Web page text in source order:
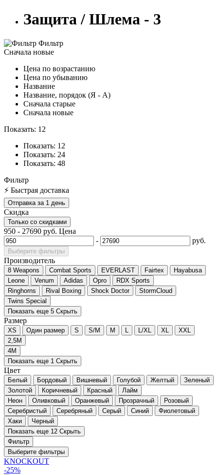
Защита / Шлема - 3
Фильтр
Сначала новые
Цена по возрастанию
Цена по убыванию
Название
Название, порядок (Я - А)
Сначала старые
Сначала новые
Показать: 12
Показать: 12
Показать: 24
Показать: 48
Фильтр
⚡ Быстрая доставка
Отправка за 1 день
Скидка
Только со cкидками
950 - 27690 руб. Цена
-
руб.
Выберите фильтры
Производитель
8 Weapons Combat Sports EVERLAST Fairtex
Hayabusa
Leone
Venum Adidas Opro
RDX Sports
Ringhorns
Rival Boxing Shock Doctor
StormCloud
Twins Special
Показать еще 5 Скрыть
Размер
XS Один размер S S/M M L/XL XL
XXL
2,5M
4M
Показать еще 1 Скрыть
Цвет
Белый Бордовый Вишневый Голубой Желтый
Зеленый
Золотой
Коричневый Красный
Лайм
Неон
Оливковый Оранжевый Прозрачный
Розовый
Серебристый
Серебряный Серый Синий
Фиолетовый
Хаки
Черный
Показать еще 12 Скрыть
Фильтр
Выберите фильтры
KNOCKOUT
-25%